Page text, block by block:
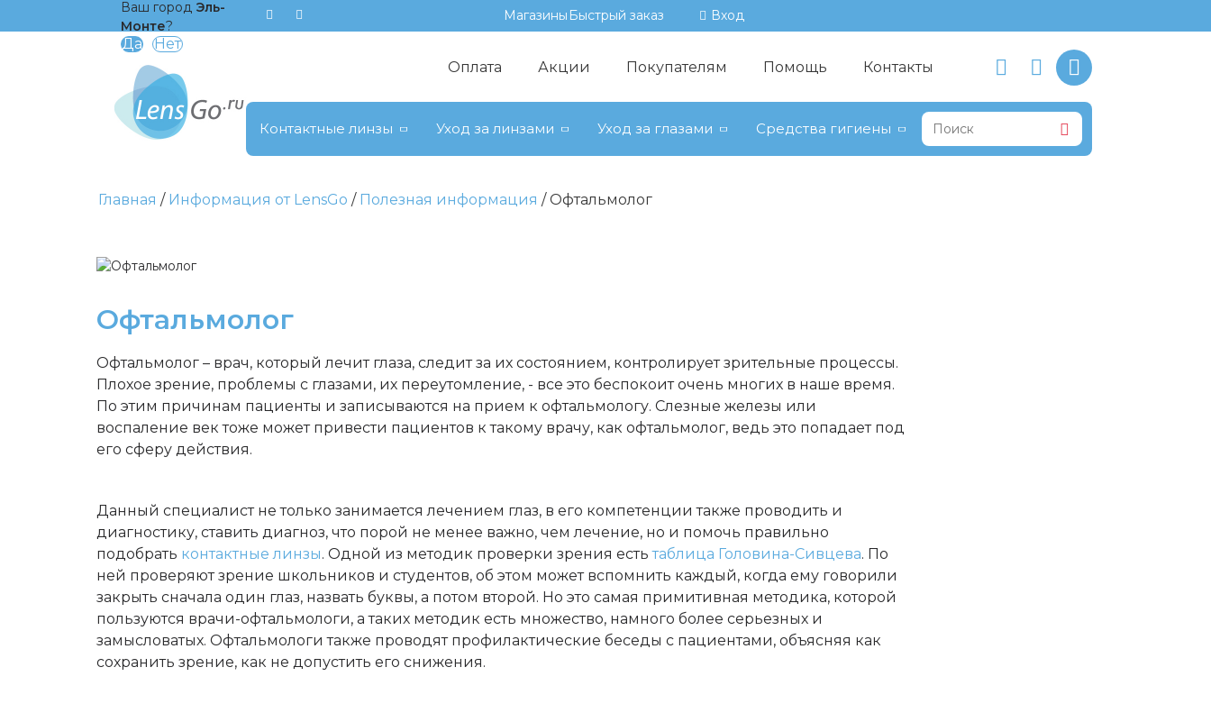
Ваш город Эль-
Монте?
Магазины Быстрый заказ Вход
Оплата Акции Покупателям Помощь Контакты
Контактные линзы Уход за линзами Уход за глазами Средства гигиены
Главная Информация от LensGo Полезная информация Офтальмолог
Офтальмолог
Офтальмолог – врач, который лечит глаза, следит за их состоянием, контролирует зрительные процессы.
Плохое зрение, проблемы с глазами, их переутомление, - все это беспокоит очень многих в наше время.
По этим причинам пациенты и записываются на прием к офтальмологу. Слезные железы или
воспаление век тоже может привести пациентов к такому врачу, как офтальмолог, ведь это попадает под
его сферу действия.
Данный специалист не только занимается лечением глаз, в его компетенции также проводить и
диагностику, ставить диагноз, что порой не менее важно, чем лечение, но и помочь правильно
подобрать контактные линзы. Одной из методик проверки зрения естьтаблица Головина-Сивцева. По
ней проверяют зрение школьников и студентов, об этом может вспомнить каждый, когда ему говорили
закрыть сначала один глаз, назвать буквы, а потом второй. Но это самая примитивная методика, которой
пользуются врачи-офтальмологи, а таких методик есть множество, намного более серьезных и
замысловатых. Офтальмологи также проводят профилактические беседы с пациентами, объясняя как
сохранить зрение, как не допустить его снижения.